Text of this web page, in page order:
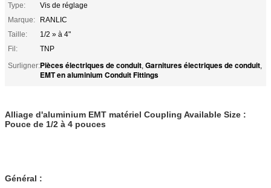
Type:
Vis de réglage
Marque:
RANLIC
Taille:
1/2 » à 4"
Fil:
TNP
Surligner:Pièces électriques de conduit, Garnitures électriques de conduit,
EMT en aluminium Conduit Fittings
Alliage d'aluminium EMT matériel Coupling Available Size :
Pouce de 1/2 à 4 pouces
Général :